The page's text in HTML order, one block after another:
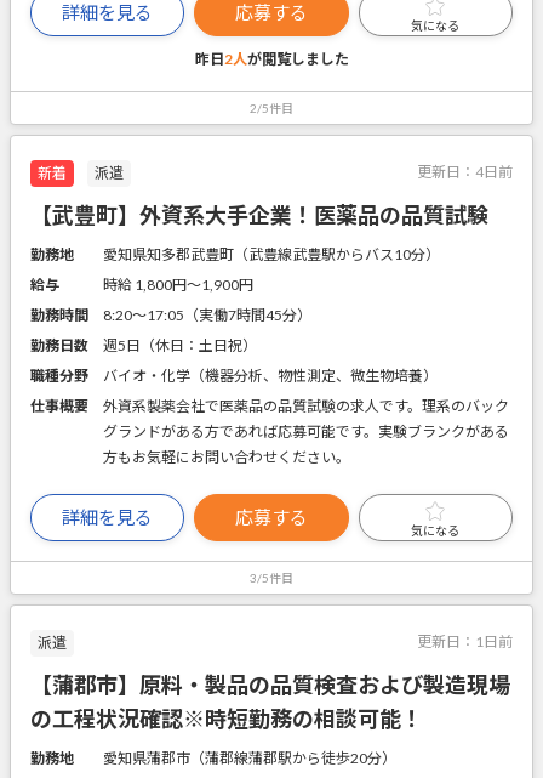
詳細を見る 応募する
気になる
昨日2人が閲覧しました
2/5件目
新着 派遣 更新日： 4日前
【武豊町】外資系大手企業！医薬品の品質試験
勤務地
愛知県知多郡武豊町（武豊線武豊駅からバス10分）
給与
時給 1,800円〜1,900円
勤務時間
8:20～17:05（実働7時間45分）
勤務日数
週5日（休日：土日祝）
職種分野
バイオ・化学（機器分析、物性測定、微生物培養）
仕事概要
外資系製薬会社で医薬品の品質試験の求人です。理系のバック
グランドがある方であれば応募可能です。実験ブランクがある
方もお気軽にお問い合わせください。
詳細を見る 応募する
気になる
3/5件目
派遣 更新日： 1日前
【蒲郡市】原料・製品の品質検査および製造現場
の工程状況確認※時短勤務の相談可能！
勤務地
愛知県蒲郡市（蒲郡線蒲郡駅から徒歩20分）